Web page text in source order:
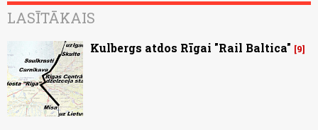
LASĪTĀKAIS
Kulbergs atdos Rīgai "Rail Baltica" 9